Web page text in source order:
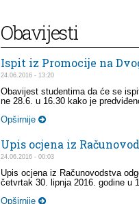
You are here
Obavijesti
Ispit iz Promocije na
24.06.2016 - 13:20
Obavijest studentima da će se
ne 28.6. u 16.30 kako je
Opširnije
Upis ocjena iz
24.06.2016 - 00:03
Upis ocjena iz Računovodstva
četvrtak 30. lipnja 2016. godine u
Opširnije